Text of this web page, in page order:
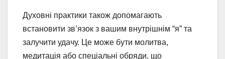
Духовні практики також допомагають
встановити зв’язок з вашим внутрішнім “я” та
залучити удачу. Це може бути молитва,
медитація або спеціальні обряди, що